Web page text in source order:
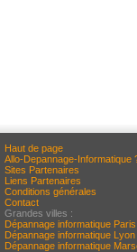
Haut de page
Allo-Depannage-Informatique
Sites Partenaires
Liens Partenaires
Conditions générales
Contact
Grandes villes :
Dépannage informatique Paris
Dépannage informatique Lyon
Dépannage informatique